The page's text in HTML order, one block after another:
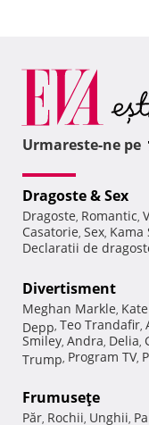
Urmareste-ne pe
Dragoste & Sex
Dragoste, Romantic,
Casatorie, Sex, Kama
Declaratii de
Divertisment
Meghan Markle,
Depp, Teo Trandafir,
Smiley, Andra, Delia,
Trump, Program TV,
Frumuseţe
Păr, Rochii, Unghii,